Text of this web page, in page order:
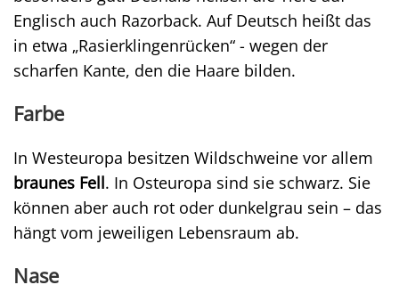
Englisch auch Razorback. Auf Deutsch heißt das
in etwa „Rasierklingenrücken“ - wegen der
scharfen Kante, den die Haare bilden.
Farbe
In Westeuropa besitzen Wildschweine vor allem
braunes Fell. In Osteuropa sind sie schwarz. Sie
können aber auch rot oder dunkelgrau sein – das
hängt vom jeweiligen Lebensraum ab.
Nase